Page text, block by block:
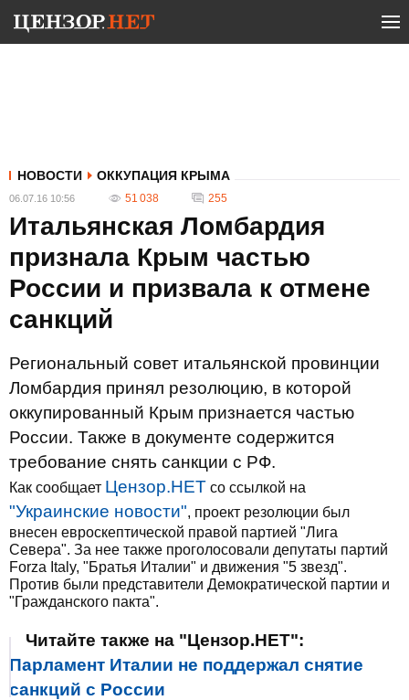
НОВОСТИ ОККУПАЦИЯ КРЫМА
06.07.16 10:56 51 038 255
Итальянская Ломбардия
признала Крым частью
России и призвала к отмене
санкций
Региональный совет итальянской провинции
Ломбардия принял резолюцию, в которой
оккупированный Крым признается частью
России. Также в документе содержится
требование снять санкции с РФ.
Как сообщает Цензор.НЕТ со ссылкой на
"Украинские новости", проект резолюции был
внесен евроскептической правой партией "Лига
Севера". За нее также проголосовали депутаты партий
Forza Italy, "Братья Италии" и движения "5 звезд".
Против были представители Демократической партии и
"Гражданского пакта".
Читайте также на "Цензор.НЕТ":
Парламент Италии не поддержал снятие
санкций с России